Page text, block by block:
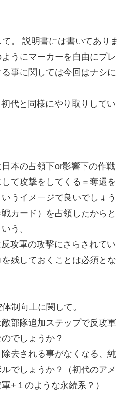
。 説明書には書いてありま
うにマーカーを自由にプレ
事に関しては今回はナシに
代と同様にやり取りしてい
本の占領下or影響下の作戦
て攻撃をしてくる＝奪還を
うイメージで良いでしょう
カード）を占領したからと
う。
攻軍の攻撃にさらされてい
残しておくことは必須とな
制向上に関して。
部隊追加ステップで反攻軍
でしょうか？
去される事がなくなる、純
でしょうか？（初代のアメ
+１のような永続系？）